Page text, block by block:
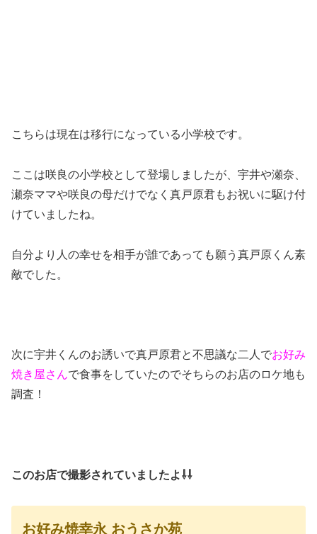
こちらは現在は移行になっている小学校です。
ここは咲良の小学校として登場しましたが、宇井や瀬奈、
瀬奈ママや咲良の母だけでなく真戸原君もお祝いに駆け付
けていましたね。
自分より人の幸せを相手が誰であっても願う真戸原くん素
敵でした。
次に宇井くんのお誘いで真戸原君と不思議な二人でお好み
焼き屋さんで食事をしていたのでそちらのお店のロケ地も
調査！
このお店で撮影されていましたよ⇩⇩
お好み焼幸永 おうさか苑